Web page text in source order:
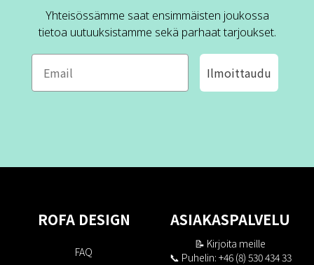
Yhteisössämme saat ensimmäisten joukossa
tietoa uutuuksistamme sekä parhaat tarjoukset.
Ilmoittaudu
ROFA DESIGN
FAQ
ASIAKASPALVELU
📝 Kirjoita meille
📞 Puhelin: +46 (8) 530 434 33